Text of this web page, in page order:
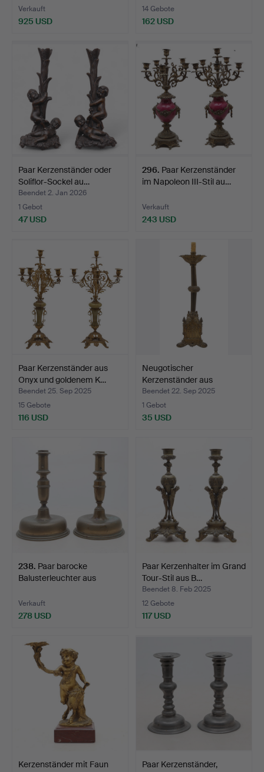
Verkauft
925 USD
14 Gebote
162 USD
Paar Kerzenständer oder
Soliflor-Sockel au…
Beendet 2. Jan 2026
1 Gebot
47 USD
296. Paar Kerzenständer
im Napoleon III-Stil au…
Verkauft
243 USD
Paar Kerzenständer aus
Onyx und goldenem K…
Beendet 25. Sep 2025
15 Gebote
116 USD
Neugotischer
Kerzenständer aus
vergoldetem…
Beendet 22. Sep 2025
1 Gebot
35 USD
238. Paar barocke
Balusterleuchter aus
Verkauft
278 USD
Paar Kerzenhalter im Grand
Tour-Stil aus B…
Beendet 8. Feb 2025
12 Gebote
117 USD
Kerzenständer mit Faun
Paar Kerzenständer,